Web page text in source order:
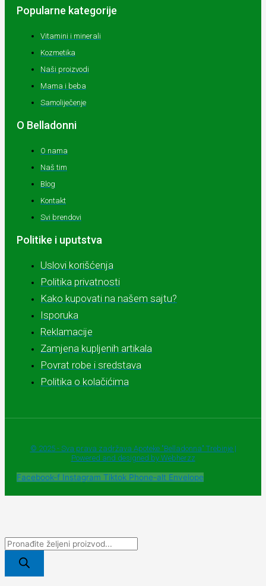
Popularne kategorije
Vitamini i minerali
Kozmetika
Naši proizvodi
Mama i beba
Samoliječenje
O Belladonni
O nama
Naš tim
Blog
Kontakt
Svi brendovi
Politike i uputstva
Uslovi korišćenja
Politika privatnosti
Kako kupovati na našem sajtu?
Isporuka
Reklamacije
Zamjena kupljenih artikala
Povrat robe i sredstava
Politika o kolačićima
© 2025 - Sva prava zadržava Apoteke "Belladonna" Trebinje |
Powered and designed by Webherzz
Facebook-f Instagram Tiktok Phone-alt Envelope